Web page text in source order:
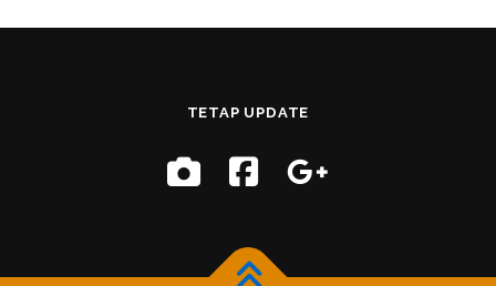
TETAP UPDATE